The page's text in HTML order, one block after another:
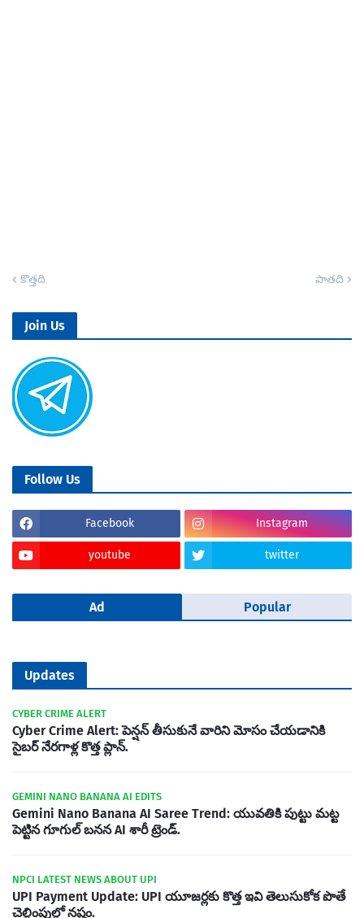
కొత్తది పాతది
Join Us
Follow Us
Facebook Instagram
youtube twitter
Ad Popular
Updates
CYBER CRIME ALERT
Cyber Crime Alert: పెన్షన్ తీసుకునే వారిని మోసం చేయడానికి
సైబర్ నేరగాళ్ల కొత్త ప్లాన్.
GEMINI NANO BANANA AI EDITS
Gemini Nano Banana AI Saree Trend: యువతికి పుట్టు మట్ట
పెట్టిన గూగుల్ బనన AI శారీ ట్రెండ్.
NPCI LATEST NEWS ABOUT UPI
UPI Payment Update: UPI యూజర్లకు కొత్త ఇవి తెలుసుకోక పొతే
చెల్లింపుల్లో నష్టం.